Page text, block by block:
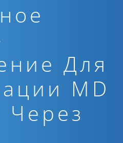
Для
MD
Через